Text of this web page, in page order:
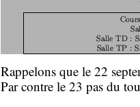
Rappelons que le 22
Par contre le 23 pas du